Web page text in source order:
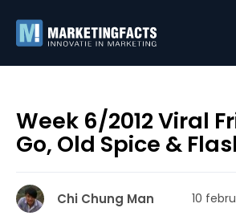
Week 6/2012 Viral
Go, Old Spice &
Chi Chung Man 10